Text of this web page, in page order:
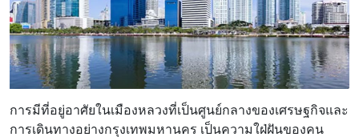
การมีที่อยู่อาศัยในเมืองหลวงที่เป็นศูนย์กลางของเศรษฐกิจและ
การเดินทางอย่างกรุงเทพมหานคร เป็นความใฝ่ฝันของคน